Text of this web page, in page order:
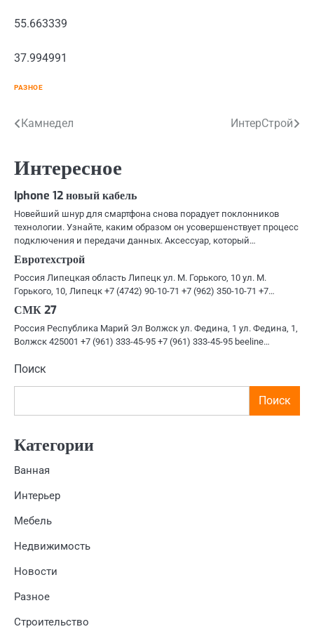
55.663339
37.994991
РАЗНОЕ
Навигация
записям
Камнедел ИнтерСтрой
Интересное
Iphone 12 новый кабель
Новейший шнур для смартфона снова порадует поклонников
технологии. Узнайте, каким образом он усовершенствует процесс
подключения и передачи данных. Аксессуар, который…
Евротехстрой
Россия Липецкая область Липецк ул. М. Горького, 10 ул. М.
Горького, 10, Липецк +7 (4742) 90-10-71 +7 (962) 350-10-71 +7…
СМК 27
Россия Республика Марий Эл Волжск ул. Федина, 1 ул. Федина, 1,
Волжск 425001 +7 (961) 333-45-95 +7 (961) 333-45-95 beeline…
Поиск
Поиск
Категории
Ванная
Интерьер
Мебель
Недвижимость
Новости
Разное
Строительство